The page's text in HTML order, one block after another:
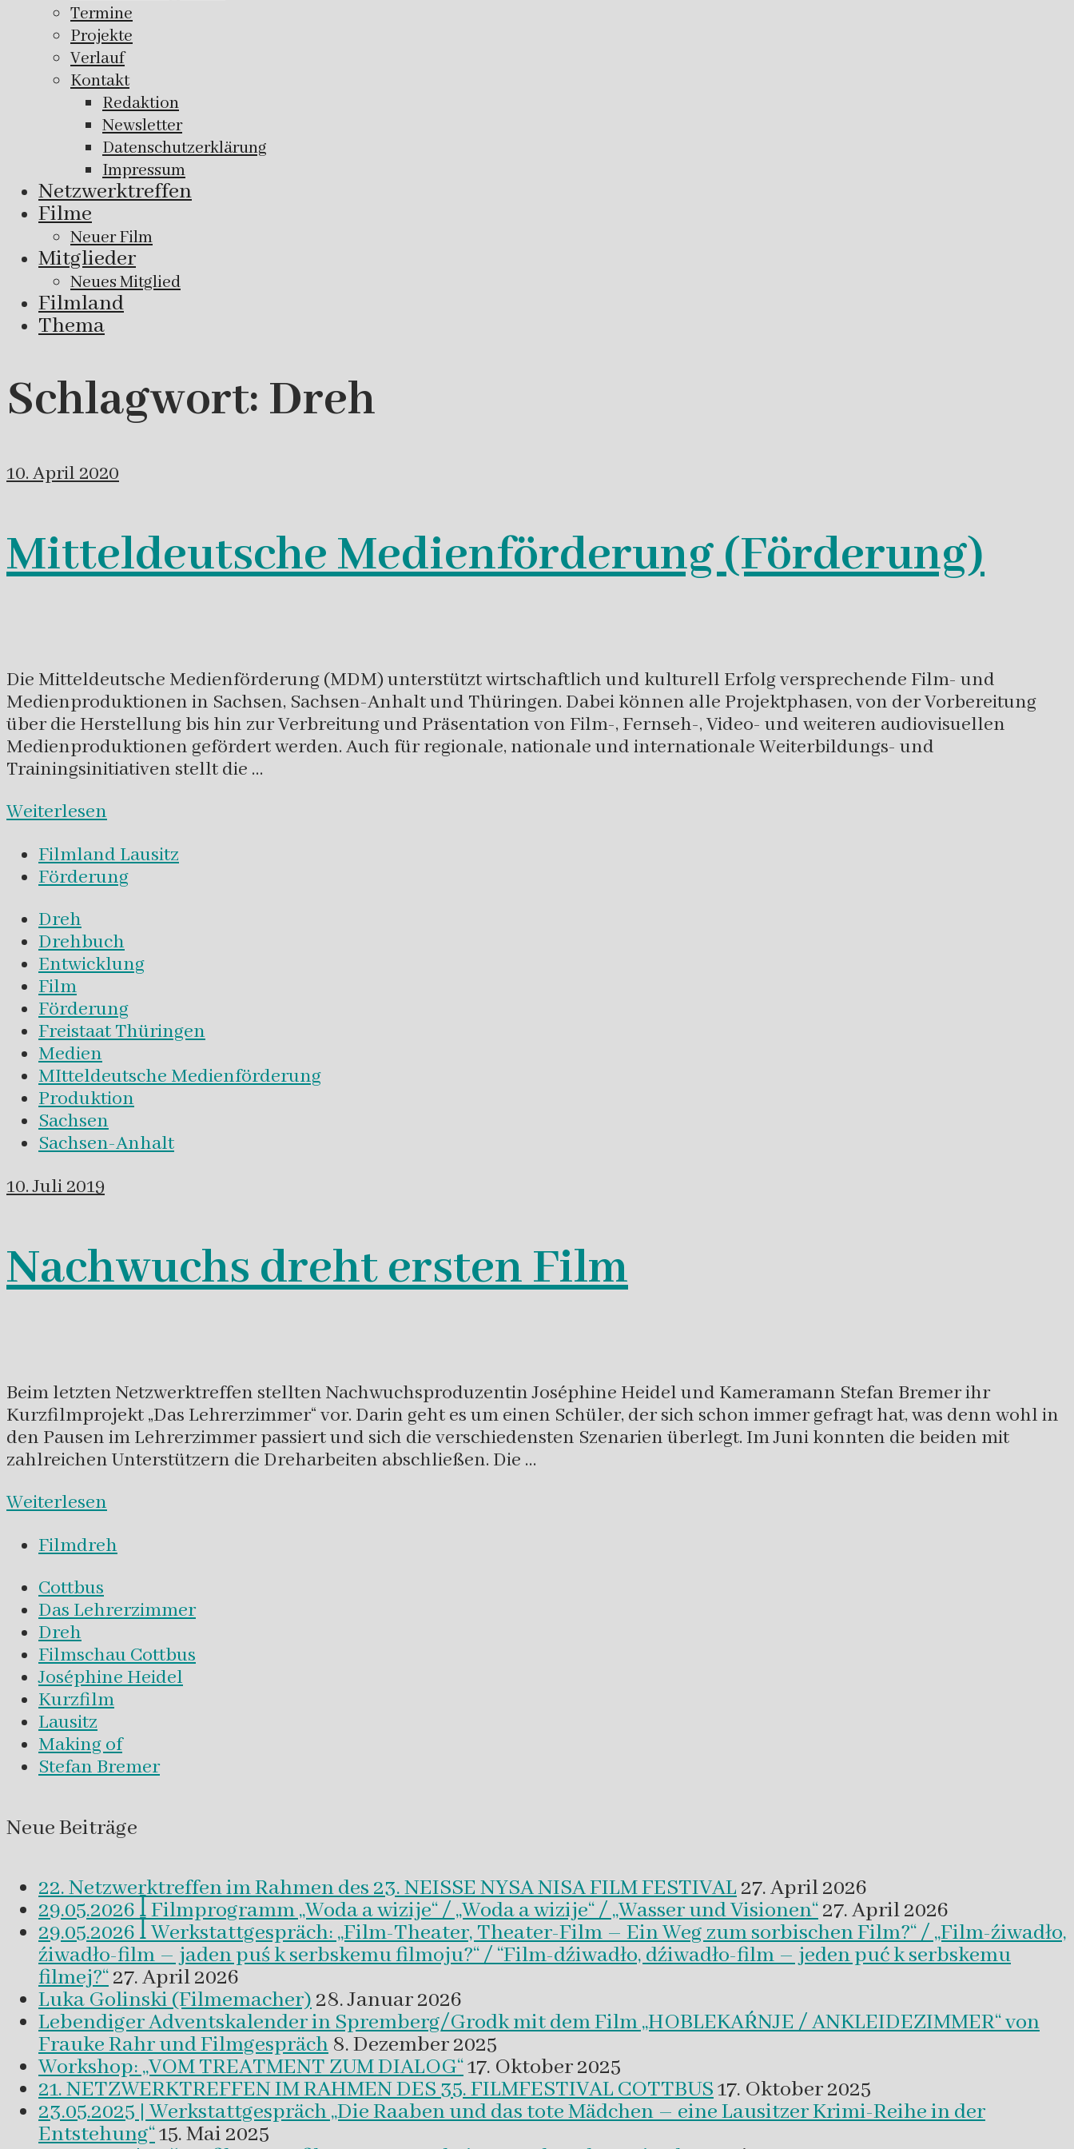
Termine
Projekte
Verlauf
Kontakt
Redaktion
Newsletter
Datenschutzerklärung
Impressum
Netzwerktreffen
Filme
Neuer Film
Mitglieder
Neues Mitglied
Filmland
Thema
Schlagwort: Dreh
10. April 2020
Mitteldeutsche Medienförderung (Förderung)
Die Mitteldeutsche Medienförderung (MDM) unterstützt wirtschaftlich und kulturell Erfolg versprechende Film- und
Medienproduktionen in Sachsen, Sachsen-Anhalt und Thüringen. Dabei können alle Projektphasen, von der Vorbereitung
über die Herstellung bis hin zur Verbreitung und Präsentation von Film-, Fernseh-, Video- und weiteren audiovisuellen
Medienproduktionen gefördert werden. Auch für regionale, nationale und internationale Weiterbildungs- und
Trainingsinitiativen stellt die …
Weiterlesen
Filmland Lausitz
Förderung
Dreh
Drehbuch
Entwicklung
Film
Förderung
Freistaat Thüringen
Medien
MItteldeutsche Medienförderung
Produktion
Sachsen
Sachsen-Anhalt
10. Juli 2019
Nachwuchs dreht ersten Film
Beim letzten Netzwerktreffen stellten Nachwuchsproduzentin Joséphine Heidel und Kameramann Stefan Bremer ihr
Kurzfilmprojekt „Das Lehrerzimmer“ vor. Darin geht es um einen Schüler, der sich schon immer gefragt hat, was denn wohl in
den Pausen im Lehrerzimmer passiert und sich die verschiedensten Szenarien überlegt. Im Juni konnten die beiden mit
zahlreichen Unterstützern die Dreharbeiten abschließen. Die …
Weiterlesen
Filmdreh
Cottbus
Das Lehrerzimmer
Dreh
Filmschau Cottbus
Joséphine Heidel
Kurzfilm
Lausitz
Making of
Stefan Bremer
Neue Beiträge
22. Netzwerktreffen im Rahmen des 23. NEISSE NYSA NISA FILM FESTIVAL27. April 2026
29.05.2026 ꟾ Filmprogramm „Woda a wizije“ / „Woda a wizije“ / „Wasser und Visionen“27. April 2026
29.05.2026 ꟾ Werkstattgespräch: „Film-Theater, Theater-Film – Ein Weg zum sorbischen Film?“ / „Film-źiwadło,
źiwadło-film – jaden puś k serbskemu filmoju?“ / “Film-dźiwadło, dźiwadło-film – jeden puć k serbskemu
filmej?“27. April 2026
Luka Golinski (Filmemacher)28. Januar 2026
Lebendiger Adventskalender in Spremberg/Grodk mit dem Film „HOBLEKAŔNJE / ANKLEIDEZIMMER“ von
Frauke Rahr und Filmgespräch 8. Dezember 2025
Workshop: „VOM TREATMENT ZUM DIALOG“17. Oktober 2025
21. NETZWERKTREFFEN IM RAHMEN DES 35. FILMFESTIVAL COTTBUS17. Oktober 2025
23.05.2025 | Werkstattgespräch „Die Raaben und das tote Mädchen – eine Lausitzer Krimi-Reihe in der
Entstehung“15. Mai 2025